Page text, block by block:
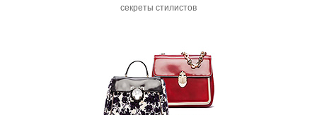
секреты стилистов